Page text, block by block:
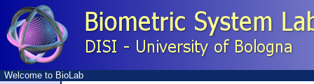
Welcome to BioLab